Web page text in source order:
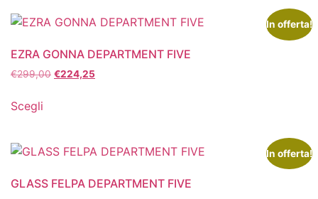
In offerta!
EZRA GONNA DEPARTMENT FIVE
€299,00 €224,25
Scegli
In offerta!
GLASS FELPA DEPARTMENT FIVE